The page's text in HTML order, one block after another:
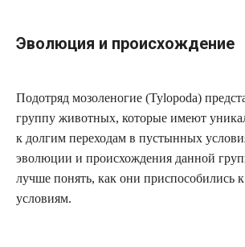
Эволюция и происхождение
Подотряд мозоленогие (Tylopoda)
группу животных, которые имеют
к долгим переходам в пустынных
эволюции и происхождения данной
лучше понять, как они приспособились
условиям.